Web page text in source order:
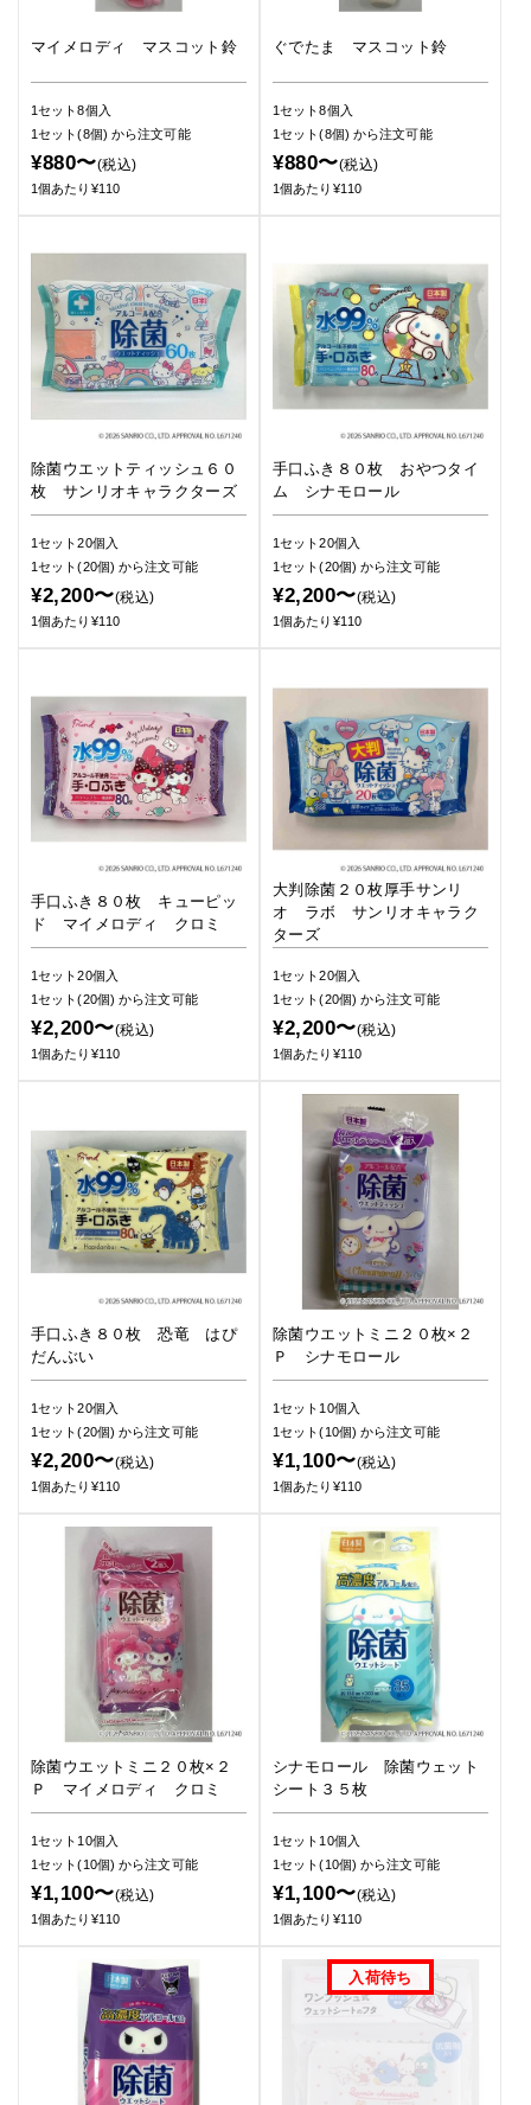
マイメロディ マスコット鈴
1セット8個入
1セット(8個) から注文可能
¥880〜(税込)
1個あたり¥110
ぐでたま マスコット鈴
1セット8個入
1セット(8個) から注文可能
¥880〜(税込)
1個あたり¥110
除菌ウエットティッシュ６０
枚 サンリオキャラクターズ
1セット20個入
1セット(20個)から注文可能
¥2,200〜(税込)
1個あたり¥110
手口ふき８０枚 おやつタイ
ム シナモロール
1セット20個入
1セット(20個)から注文可能
¥2,200〜(税込)
1個あたり¥110
手口ふき８０枚 キューピッ
ド マイメロディ クロミ
1セット20個入
1セット(20個)から注文可能
¥2,200〜(税込)
1個あたり¥110
大判除菌２０枚厚手サンリ
オ ラボ サンリオキャラク
ターズ
1セット20個入
1セット(20個)から注文可能
¥2,200〜(税込)
1個あたり¥110
手口ふき８０枚 恐竜 はぴ
だんぶい
1セット20個入
1セット(20個)から注文可能
¥2,200〜(税込)
1個あたり¥110
除菌ウエットミニ２０枚×２
Ｐ シナモロール
1セット10個入
1セット(10個)から注文可能
¥1,100〜(税込)
1個あたり¥110
除菌ウエットミニ２０枚×２
Ｐ マイメロディ クロミ
1セット10個入
1セット(10個)から注文可能
¥1,100〜(税込)
1個あたり¥110
シナモロール 除菌ウェット
シート３５枚
1セット10個入
1セット(10個)から注文可能
¥1,100〜(税込)
1個あたり¥110